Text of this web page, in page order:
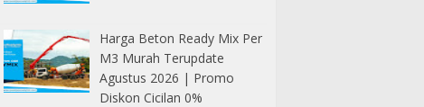
Harga Beton Ready Mix Per
M3 Murah Terupdate
Agustus 2026 | Promo
Diskon Cicilan 0%